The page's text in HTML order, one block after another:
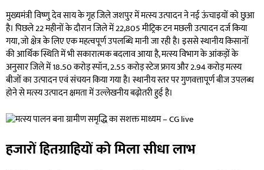
मुख्यमंत्री विष्णु देव साय के गृह जिले जशपुर में मत्स्य उत्पादन ने नई ऊंचाइयों को छुआ
है। पिछले 22 महीनों के दौरान जिले में 22,805 मीट्रिक टन मछली उत्पादन दर्ज किया
गया, जो क्षेत्र के लिए एक महत्वपूर्ण उपलब्धि मानी जा रही है। इससे स्थानीय किसानों
की आर्थिक स्थिति में भी सकारात्मक बदलाव आया है, मत्स्य विभाग के आंकड़ों के
अनुसार जिले में 18.50 करोड़ स्पॉन, 2.55 करोड़ स्टेज फ्राय और 2.94 करोड़ मत्स्य
बीजों का उत्पादन एवं संचयन किया गया है। स्थानीय स्तर पर गुणवत्तापूर्ण बीज उपलब्ध
होने से मत्स्य उत्पादन क्षमता में उल्लेखनीय बढ़ोतरी हुई है।
हजारों हितग्राहियों को मिला सीधा लाभ